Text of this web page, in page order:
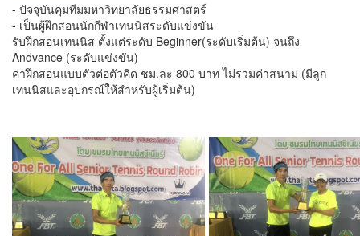
- ปัจจุบันคุมทีมมหาวิทยาลัยธรรมศาสตร์
- เป็นผู้ฝึกสอนนักกีฬาเทนนิสระดับแข่งขัน
รับฝึกสอนเทนนิส ตั้งแต่ระดับ Beginner(ระดับเริ่มต้น) จนถึง
Andvance (ระดับแข่งขัน)
ค่าฝึกสอนแบบตัวต่อตัวคิด ชม.ละ 800 บาท ไม่รวมค่าสนาม (มีลูก
เทนนิสและอุปกรณ์ให้สำหรับผู้เริ่มต้น)